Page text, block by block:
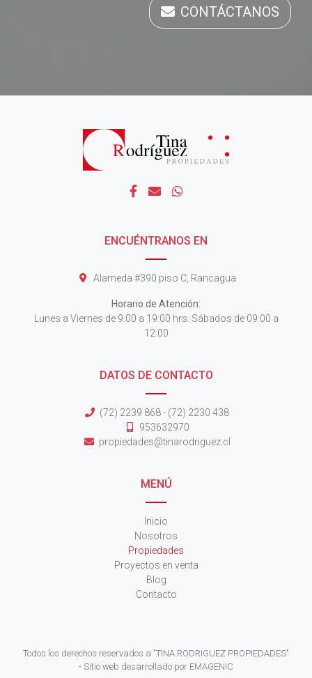
CONTÁCTANOS
ENCUÉNTRANOS EN
Alameda #390 piso C, Rancagua
Horario de Atención:
Lunes a Viernes de 9:00 a 19:00 hrs. Sábados de 09:00 a
12:00
DATOS DE CONTACTO
(72) 2239 868 - (72) 2230 438
953632970
propiedades@tinarodriguez.cl
MENÚ
Inicio
Nosotros
Propiedades
Proyectos en venta
Blog
Contacto
Todos los derechos reservados a "TINA RODRIGUEZ PROPIEDADES"
- Sitio web desarrollado por EMAGENIC